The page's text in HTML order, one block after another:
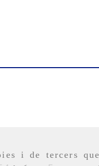
i de tercers